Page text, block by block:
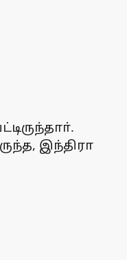
இந்திரா